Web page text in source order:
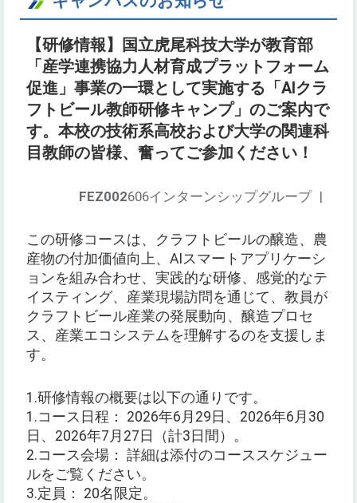
【研修情報】国立虎尾科技大学が教育部
「産学連携協力人材育成プラットフォーム
促進」事業の一環として実施する「AIクラ
フトビール教師研修キャンプ」のご案内で
す。本校の技術系高校および大学の関連科
目教師の皆様、奮ってご参加ください！
FEZ002606インターンシップグループ |
この研修コースは、クラフトビールの醸造、農
産物の付加価値向上、AIスマートアプリケーシ
ョンを組み合わせ、実践的な研修、感覚的なテ
イスティング、産業現場訪問を通じて、教員が
クラフトビール産業の発展動向、醸造プロセ
ス、産業エコシステムを理解するのを支援しま
す。
1.研修情報の概要は以下の通りです。
1.コース日程： 2026年6月29日、2026年6月30
日、2026年7月27日（計3日間）。
2.コース会場： 詳細は添付のコーススケジュー
ルをご覧ください。
3.定員： 20名限定。